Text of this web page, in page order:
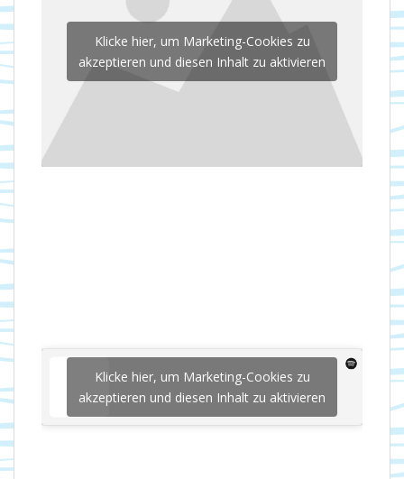
Klicke hier, um Marketing-Cookies zu
akzeptieren und diesen Inhalt zu aktivieren
Klicke hier, um Marketing-Cookies zu
akzeptieren und diesen Inhalt zu aktivieren